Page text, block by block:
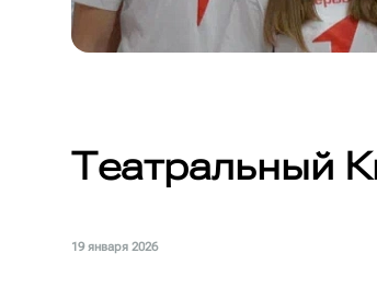
Театральный
19 января 2026